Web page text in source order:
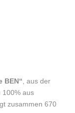
BEN“ , aus der
100% aus
zusammen 670